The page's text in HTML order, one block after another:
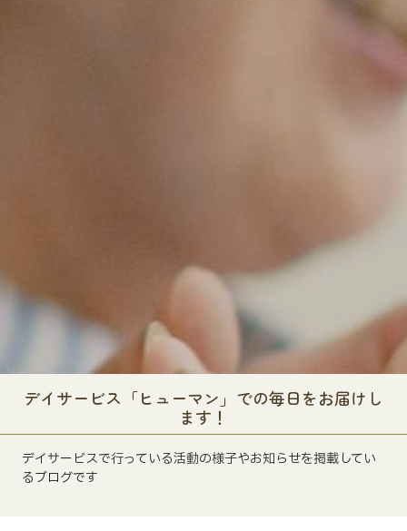
デイサービス「ヒューマン」での毎日をお届けし
ます！
デイサービスで行っている活動の様子やお知らせを掲載してい
るブログです